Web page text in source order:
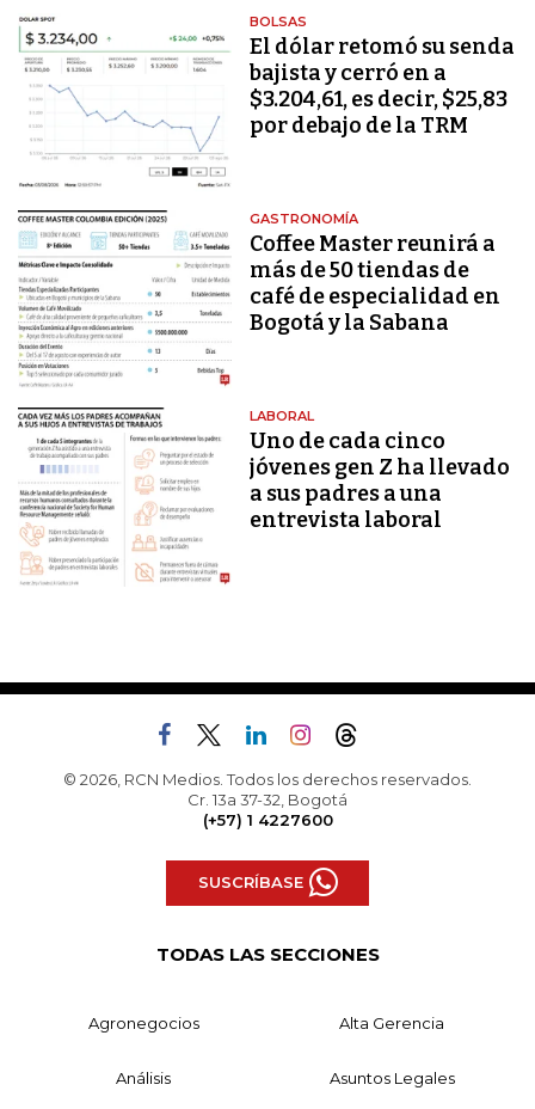
BOLSAS
El dólar retomó su senda
bajista y cerró en a
$3.204,61, es decir, $25,83
por debajo de la TRM
GASTRONOMÍA
Coffee Master reunirá a
más de 50 tiendas de
café de especialidad en
Bogotá y la Sabana
LABORAL
Uno de cada cinco
jóvenes gen Z ha llevado
a sus padres a una
entrevista laboral
© 2026, RCN Medios. Todos los derechos reservados.
Cr. 13a 37-32, Bogotá
(+57) 1 4227600
SUSCRÍBASE
TODAS LAS SECCIONES
Agronegocios Alta Gerencia
Análisis Asuntos Legales